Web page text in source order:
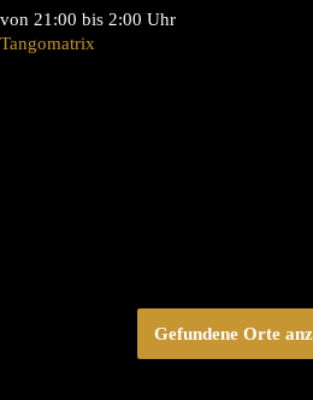
von 21:00 bis 2:00 Uhr
Tangomatrix